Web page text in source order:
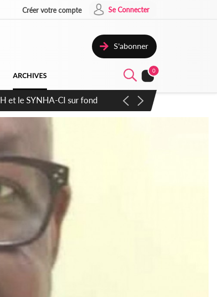
Créer votre compte Se Connecter
S'abonner
ARCHIVES
0
plus apaisé